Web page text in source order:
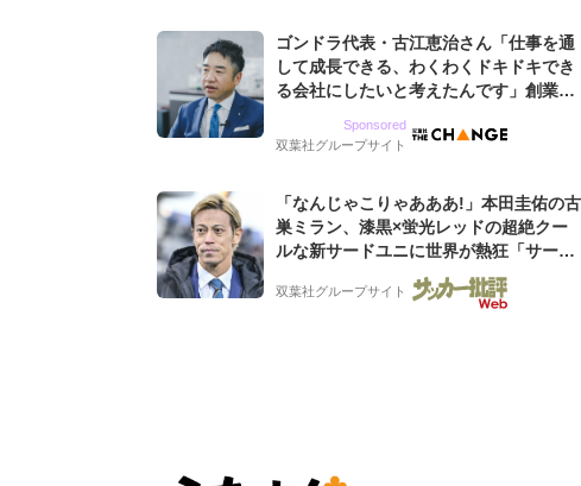
ゴンドラ代表・古江恵治さん「仕事を通
して成長できる、わくわくドキドキでき
る会社にしたいと考えたんです」創業来
グ会社のアイデンティティ
Sponsored
双葉社グループサイト
「なんじゃこりゃあああ!」本田圭佑の古
巣ミラン、漆黒×蛍光レッドの超絶クー
ルな新サードユニに世界が熱狂「サード
なのにズルい」「こりゃかっけえわ」
双葉社グループサイト